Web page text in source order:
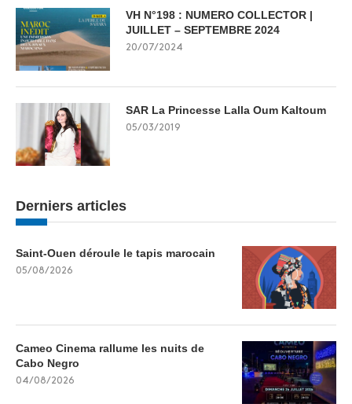
VH N°198 : NUMERO COLLECTOR |
JUILLET – SEPTEMBRE 2024
20/07/2024
SAR La Princesse Lalla Oum Kaltoum
05/03/2019
Derniers articles
Saint-Ouen déroule le tapis marocain
05/08/2026
Cameo Cinema rallume les nuits de
Cabo Negro
04/08/2026